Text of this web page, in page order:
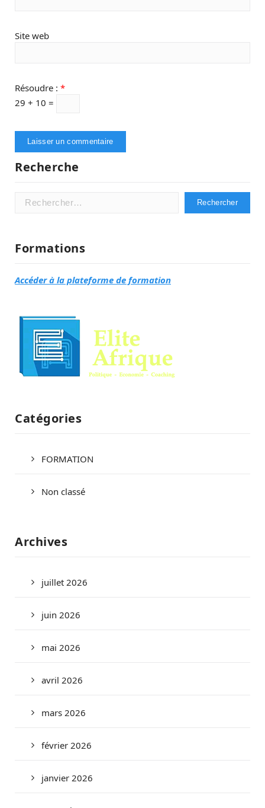
Site web
Résoudre : *
29 + 10 =
Recherche
Rechercher :
Formations
Accéder à la plateforme de formation
Catégories
FORMATION
Non classé
Archives
juillet 2026
juin 2026
mai 2026
avril 2026
mars 2026
février 2026
janvier 2026